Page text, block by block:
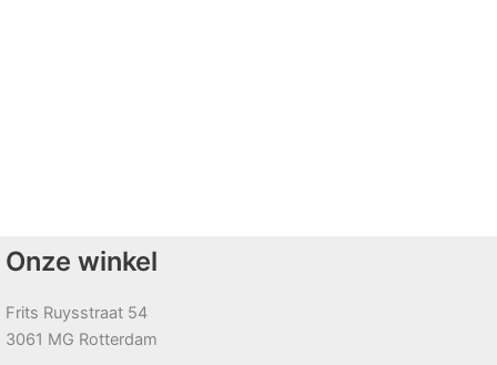
Onze winkel
Frits Ruysstraat 54
3061 MG Rotterdam